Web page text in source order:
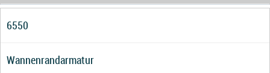
6550
Wannenrandarmatur